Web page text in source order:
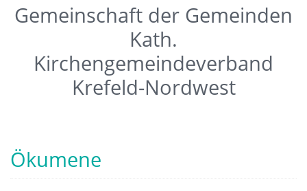
Gemeinschaft der Gemeinden
Kath.
Kirchengemeindeverband
Krefeld-Nordwest
Ökumene